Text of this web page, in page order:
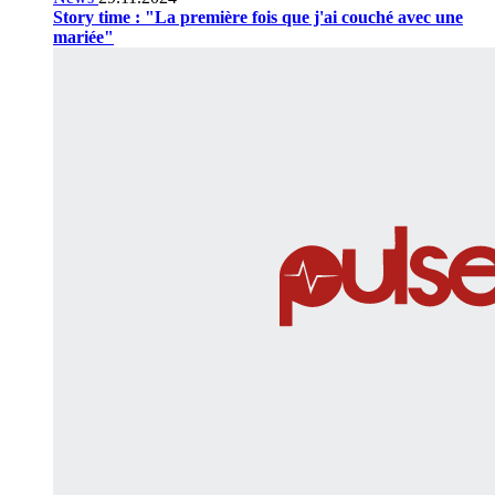
Story time : "La première fois que j'ai couché avec une
mariée"